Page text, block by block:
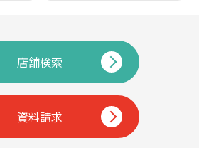
店舗検索
資料請求